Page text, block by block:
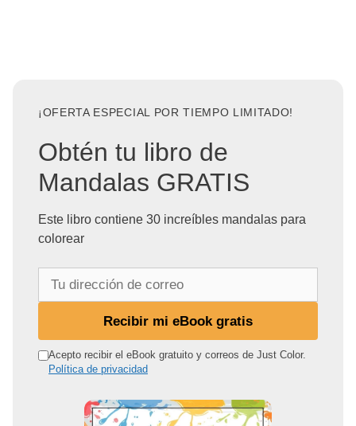
¡OFERTA ESPECIAL POR TIEMPO LIMITADO!
Obtén tu libro de
Mandalas GRATIS
Este libro contiene 30 increíbles mandalas para
colorear
r
Recibir mi eBook gratis
Acepto recibir el eBook gratuito y correos de Just Color.
Política de privacidad